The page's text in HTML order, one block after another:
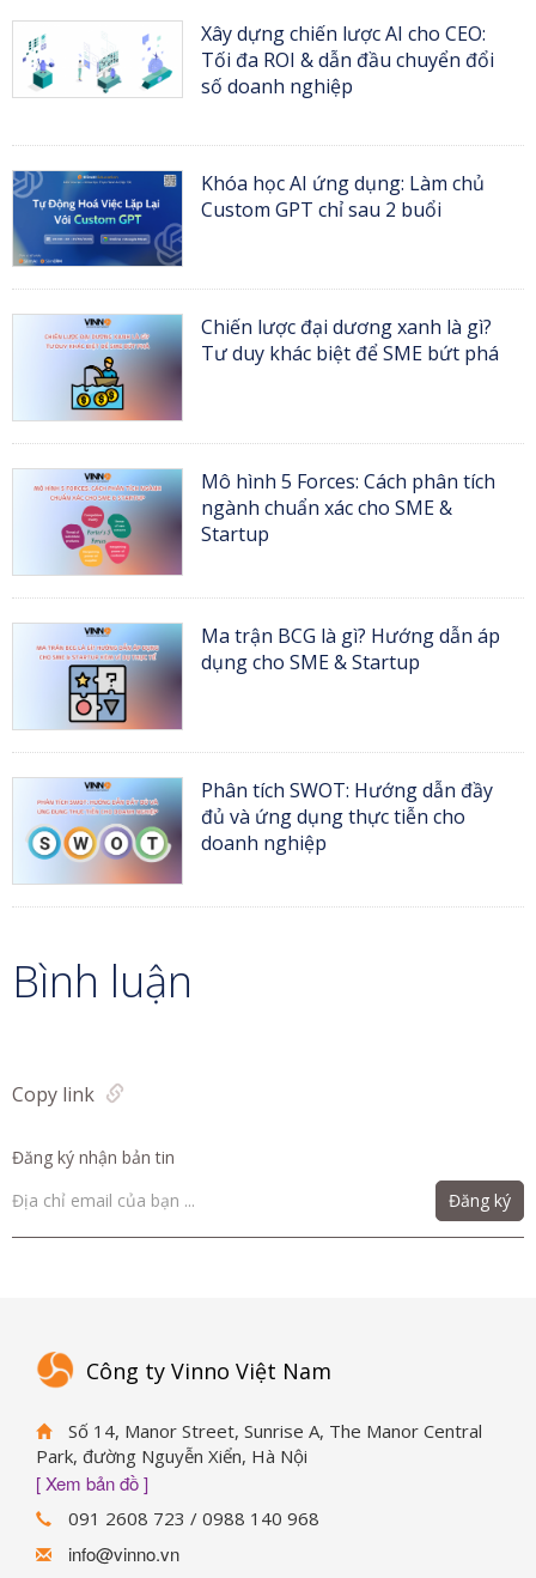
Xây dựng chiến lược AI cho CEO:
Tối đa ROI & dẫn đầu chuyển đổi
số doanh nghiệp
Khóa học AI ứng dụng: Làm chủ
Custom GPT chỉ sau 2 buổi
Chiến lược đại dương xanh là gì?
Tư duy khác biệt để SME bứt phá
Mô hình 5 Forces: Cách phân tích
ngành chuẩn xác cho SME &
Startup
Ma trận BCG là gì? Hướng dẫn áp
dụng cho SME & Startup
Phân tích SWOT: Hướng dẫn đầy
đủ và ứng dụng thực tiễn cho
doanh nghiệp
Bình luận
Copy link
Đăng ký nhận bản tin
Đăng ký
Công ty Vinno Việt Nam
Số 14, Manor Street, Sunrise A, The Manor Central
Park, đường Nguyễn Xiển, Hà Nội
[ Xem bản đồ ]
091 2608 723 / 0988 140 968
info@vinno.vn